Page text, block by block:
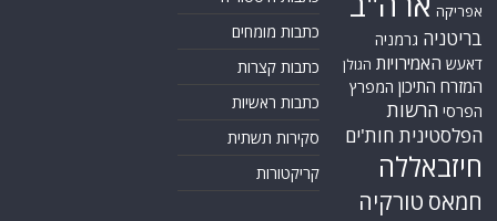
אפריקה
בריטניה גרמניה
דאעש האמירויות הגולן
המזרח התיכון המפרץ
הפרסי הרשות
הפלסטינית חות'ים
חיזבאללה
חמאס טורקיה
כתבות מומחים
כתבות קצרות
כתבות ראשיות
סקירות תשתית
קריקטורות